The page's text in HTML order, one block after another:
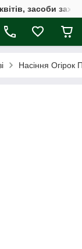
засоби
Насіння Огірок